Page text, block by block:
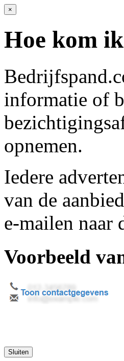
×
Hoe kom
informatie of
opnemen.
Iedere
van de
e-mailen naar
Voorbeeld
Sluiten